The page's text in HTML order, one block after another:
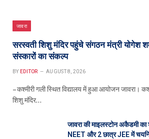
जावरा
सरस्वती शिशु मंदिर पहुंचे संगठन मंत्री योगेश
संस्कारों का संकल्प
BY EDITOR AUGUST 8, 2026
– कश्मीरी गली स्थित विद्यालय में हुआ आयोजन जावरा।
शिशु मंदिर…
जावरा की माइलस्टोन अकैडमी का
NEET और 2 छात्र JEE में